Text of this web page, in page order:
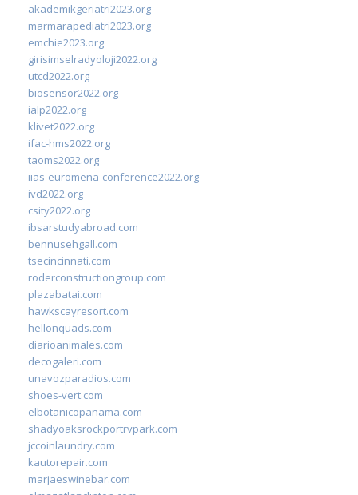
akademikgeriatri2023.org
marmarapediatri2023.org
emchie2023.org
girisimselradyoloji2022.org
utcd2022.org
biosensor2022.org
ialp2022.org
klivet2022.org
ifac-hms2022.org
taoms2022.org
iias-euromena-conference2022.org
ivd2022.org
csity2022.org
ibsarstudyabroad.com
bennusehgall.com
tsecincinnati.com
roderconstructiongroup.com
plazabatai.com
hawkscayresort.com
hellonquads.com
diarioanimales.com
decogaleri.com
unavozparadios.com
shoes-vert.com
elbotanicopanama.com
shadyoaksrockportrvpark.com
jccoinlaundry.com
kautorepair.com
marjaeswinebar.com